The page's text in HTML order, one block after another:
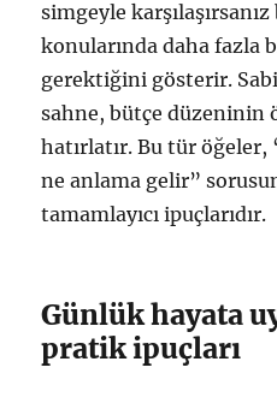
simgeyle
konularında daha fazla
gerektiğini gösterir.
sahne, bütçe düzeninin
hatırlatır. Bu tür öğeler,
ne anlama gelir”
tamamlayıcı ipuçlarıdır.
Günlük hayata
pratik ipuçları